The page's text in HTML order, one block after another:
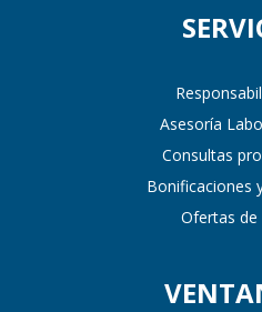
Asesoría
Consultas
Bonificaciones
Ofertas de